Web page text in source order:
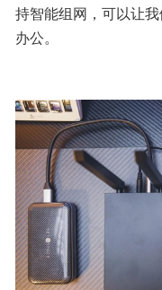
持智能组网，可以让
办公。